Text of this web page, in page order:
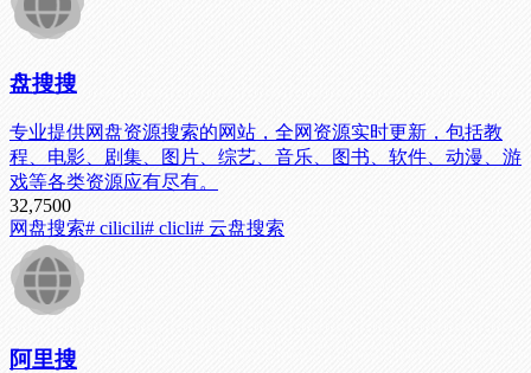
盘搜搜
专业提供网盘资源搜索的网站，全网资源实时更新，包括教
程、电影、剧集、图片、综艺、音乐、图书、软件、动漫、游
戏等各类资源应有尽有。
32,7500
网盘搜索# cilicili# clicli# 云盘搜索
阿里搜